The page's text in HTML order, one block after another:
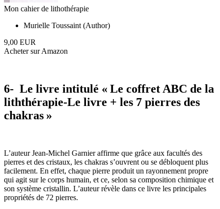
Mon cahier de lithothérapie
Murielle Toussaint (Author)
9,00 EUR
Acheter sur Amazon
6- Le livre intitulé « Le coffret ABC de la
liththérapie-Le livre + les 7 pierres des
chakras »
L’auteur Jean-Michel Garnier affirme que grâce aux facultés des
pierres et des cristaux, les chakras s’ouvrent ou se débloquent plus
facilement. En effet, chaque pierre produit un rayonnement propre
qui agit sur le corps humain, et ce, selon sa composition chimique et
son système cristallin. L’auteur révèle dans ce livre les principales
propriétés de 72 pierres.